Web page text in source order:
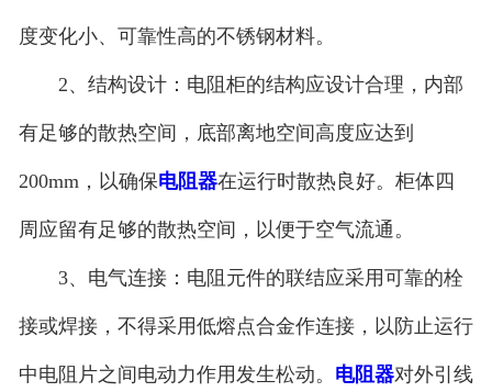
度变化小、可靠性高的不锈钢材料。
2、结构设计：电阻柜的结构应设计合理，内部
有足够的散热空间，底部离地空间高度应达到
200mm，以确保电阻器在运行时散热良好。柜体四
周应留有足够的散热空间，以便于空气流通。
3、电气连接：电阻元件的联结应采用可靠的栓
接或焊接，不得采用低熔点合金作连接，以防止运行
中电阻片之间电动力作用发生松动。 电阻器对外引线